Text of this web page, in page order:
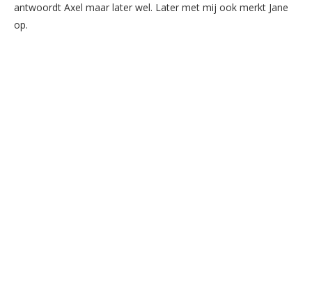
antwoordt Axel maar later wel. Later met mij ook merkt Jane
op.